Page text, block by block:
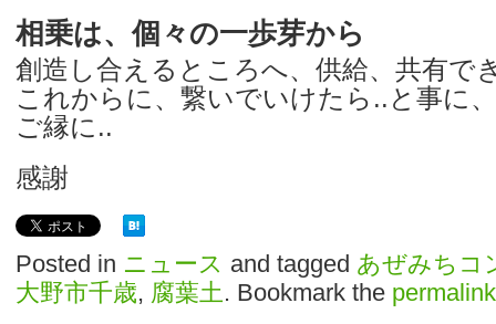
相乗は、個々の一歩芽から
創造し合えるところへ、供給、共有で
これからに、繋いでいけたら..と事に
ご縁に..
感謝
Posted in ニュース and tagged あぜみちコ
大野市千歳, 腐葉土. Bookmark the permalink